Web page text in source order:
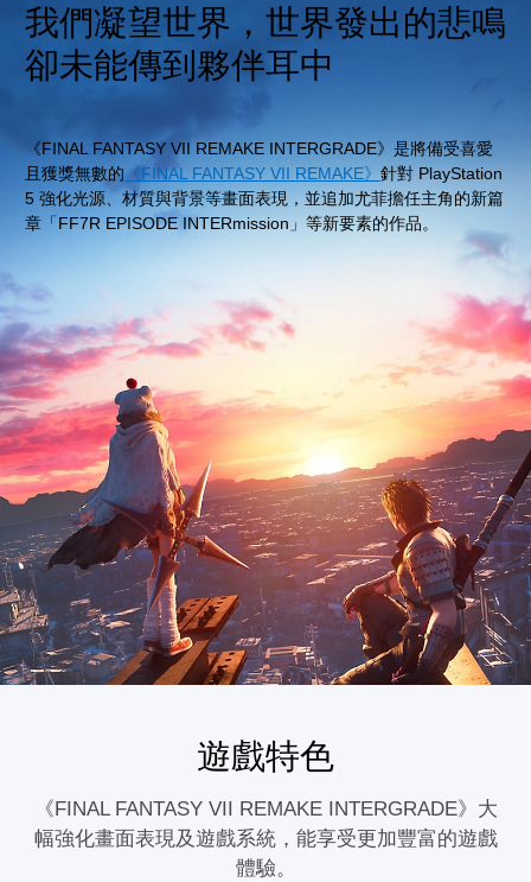
我們凝望世界，世界發出的悲鳴
卻未能傳到夥伴耳中
《FINAL FANTASY VII REMAKE INTERGRADE》是將備受喜愛
且獲獎無數的 《FINAL FANTASY VII REMAKE》 針對 PlayStation
5 強化光源、材質與背景等畫面表現，並追加尤菲擔任主角的新篇
章「FF7R EPISODE INTERmission」等新要素的作品。
遊戲特色
《FINAL FANTASY VII REMAKE INTERGRADE》大
幅強化畫面表現及遊戲系統，能享受更加豐富的遊戲
體驗。